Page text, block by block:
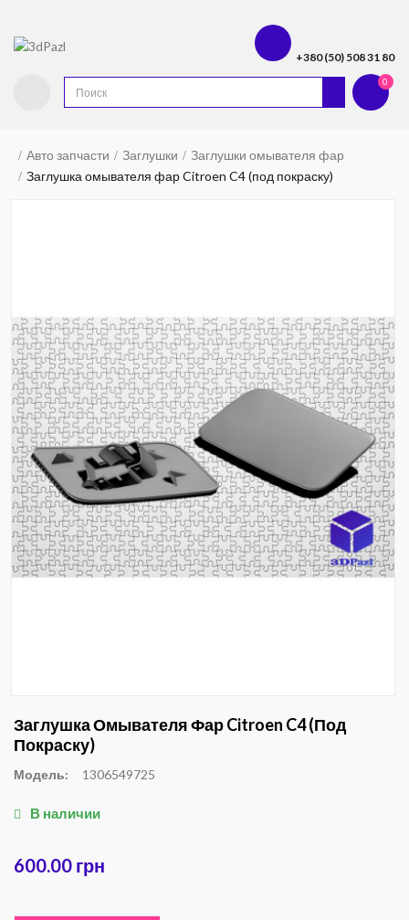
+380 (50) 508 31 80
0
Авто запчасти Заглушки
Заглушки омывателя фар
Заглушка омывателя фар Citroen C4 (под покраску)
Заглушка Омывателя Фар Citroen C4 (под
Покраску)
Модель: 1306549725
В наличии
600.00 грн